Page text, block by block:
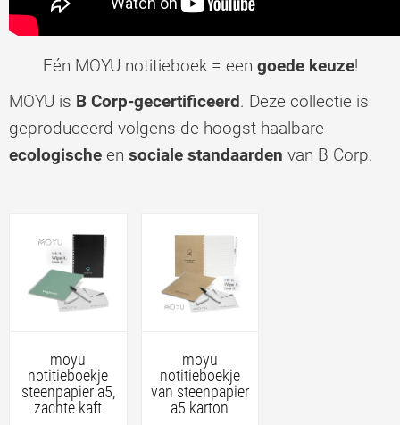
Eén MOYU notitieboek = een goede keuze!
MOYU is B Corp-gecertificeerd. Deze collectie is
geproduceerd volgens de hoogst haalbare
ecologische en sociale standaarden van B Corp.
moyu
notitieboekje
steenpapier a5,
zachte kaft
moyu
notitieboekje
van steenpapier
a5 karton